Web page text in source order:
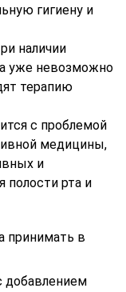
гигиену и
наличии
уже невозможно
терапию
с проблемой
медицины,
и
полости рта и
принимать в
добавлением